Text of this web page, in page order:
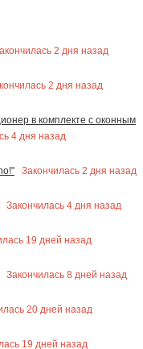
2 дня назад
2 дня назад
в комплекте с оконным
4 дня назад
Закончилась 2 дня назад
Закончилась 4 дня назад
19 дней назад
Закончилась 8 дней назад
20 дней назад
19 дней назад